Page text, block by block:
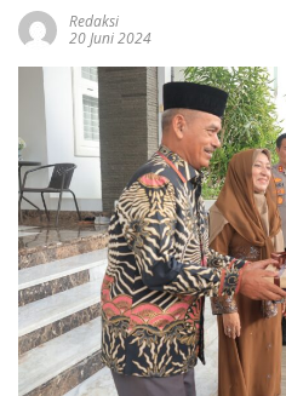
Redaksi
20 Juni 2024